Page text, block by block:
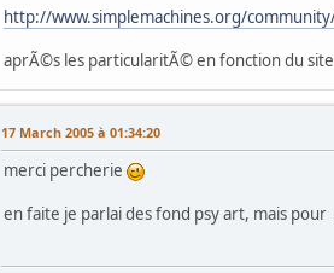
http://www.simplemachines.org/
aprÃ©s les particularitÃ© en fonction du
17 March 2005 à 01:34:20
merci percherie
en faite je parlai des fond psy art, mais